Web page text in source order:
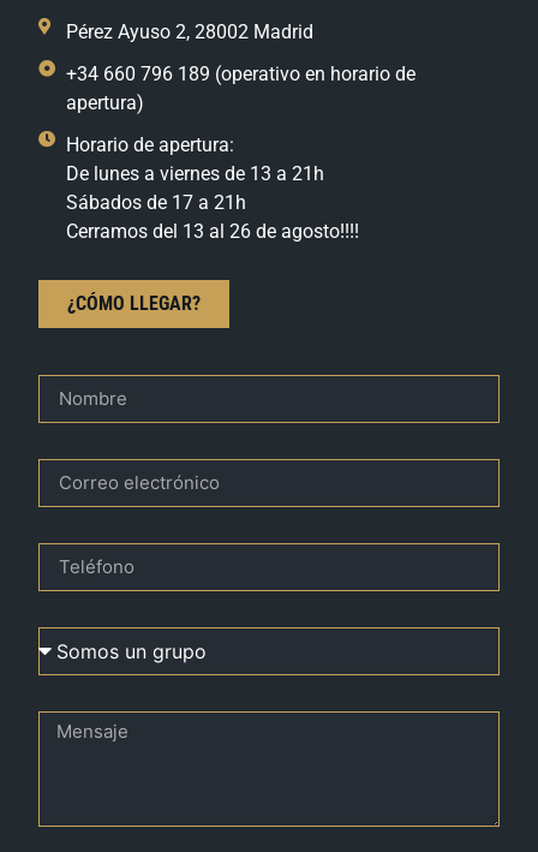
Pérez Ayuso 2, 28002 Madrid
+34 660 796 189 (operativo en horario de
apertura)
Horario de apertura:
De lunes a viernes de 13 a 21h
Sábados de 17 a 21h
Cerramos del 13 al 26 de agosto!!!!
¿CÓMO LLEGAR?